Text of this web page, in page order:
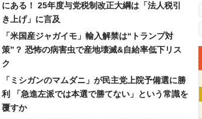
にある！ 25年度与党税制改正大綱は「法人税引
き上げ」に言及
「米国産ジャガイモ」輸入解禁は“トランプ対
策”？ 恐怖の病害虫で産地壊滅&自給率低下リス
ク
「ミシガンのマムダニ」が民主党上院予備選に勝
利 「急進左派では本選で勝てない」という常識を
覆すか